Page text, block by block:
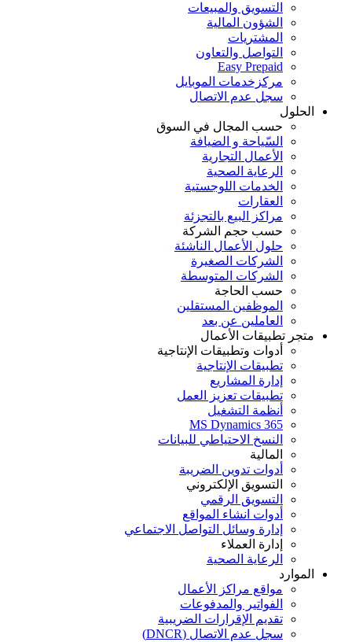
التسويق والمبيعات
الشؤون المالية
المشتريات
التواصل والتعاون
Easy Prepaid
مركزخدمات الموبايل
سجل عدم الاتصال
الحلول
حسب المجال في السوق
السّياحة و الضيافة
الأعمال التجارية
الرعاية الصحية
الخدمات اللوجستية
العقارات
مراكز البيع بالتجزئة
حسب حجم الشركة
حلول الأعمال الناشئة
الشركات الصغيرة
الشركات المتوسطة
حسب الحاجة
الموظفين المستقلين
العاملين عن بعد
متجر تطبيقات الأعمال
أدوات وتطبيقات الإنتاجية
تطبيقات الإنتاجية
إدارة المشاريع
تطبيقات تعزيز العمل
أنظمة التشغيل
MS Dynamics 365
النسخ الاحتياطي للبيانات
المالية
أدوات تدوين الضريبة
التسويق الإلكتروني
التسويق الرقمي
أدوات انشاء المواقع
إدارة وسائل التواصل الاجتماعي
إدارة العملاء
الرعاية الصحية
الموارد
مواقع مراكز الأعمال
الفواتير والمدفوعات
تقديم الإقرارات الضريبية
سجل عدم الاتصال (DNCR)